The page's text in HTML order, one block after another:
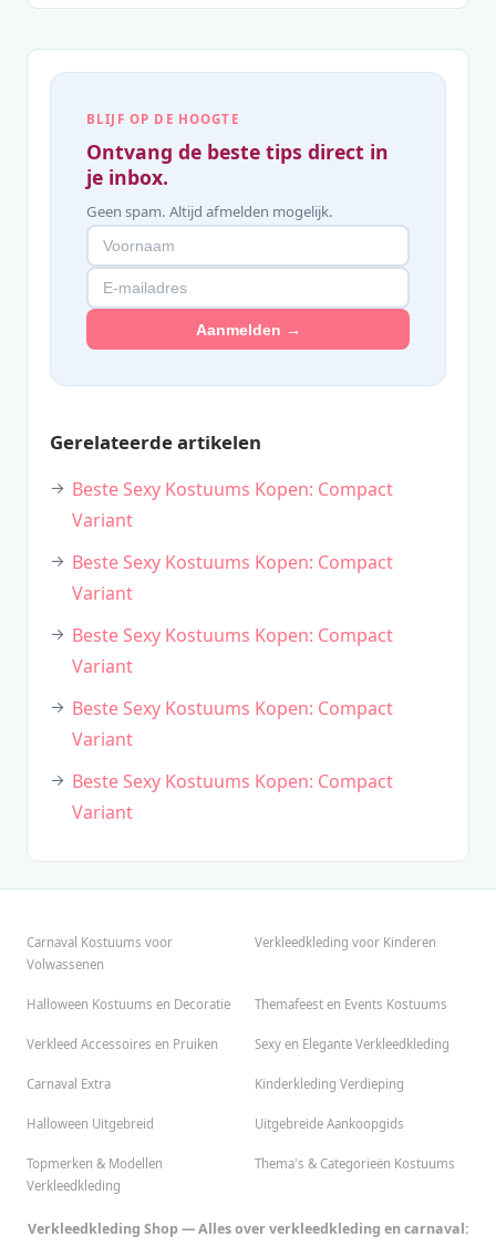
BLIJF OP DE HOOGTE
Ontvang de beste tips direct in
je inbox.
Geen spam. Altijd afmelden mogelijk.
Aanmelden →
Gerelateerde artikelen
Beste Sexy Kostuums Kopen: Compact
Variant
Beste Sexy Kostuums Kopen: Compact
Variant
Beste Sexy Kostuums Kopen: Compact
Variant
Beste Sexy Kostuums Kopen: Compact
Variant
Beste Sexy Kostuums Kopen: Compact
Variant
Carnaval Kostuums voor
Volwassenen
Verkleedkleding voor Kinderen
Halloween Kostuums en Decoratie Themafeest en Events Kostuums
Verkleed Accessoires en Pruiken Sexy en Elegante Verkleedkleding
Carnaval Extra Kinderkleding Verdieping
Halloween Uitgebreid Uitgebreide Aankoopgids
Topmerken & Modellen
Verkleedkleding
Thema's & Categorieën Kostuums
Verkleedkleding Shop — Alles over verkleedkleding en carnaval: